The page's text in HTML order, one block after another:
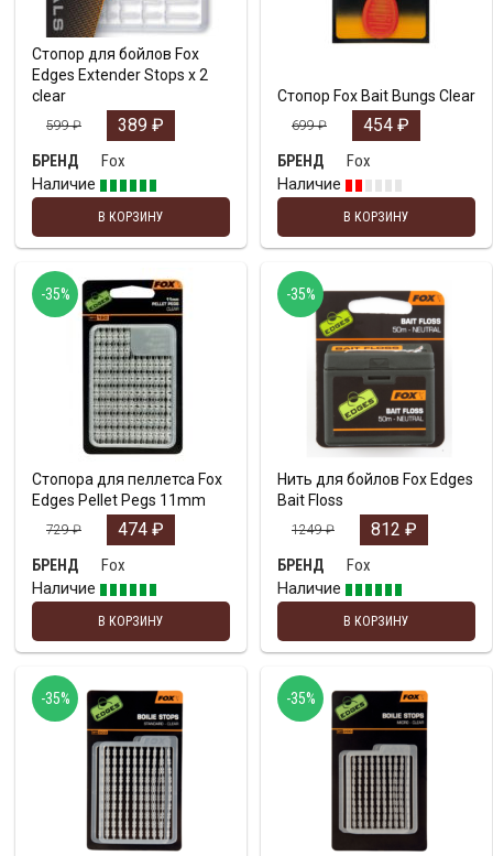
Стопор для бойлов Fox
Edges Extender Stops x 2
clear
599₽ 389 ₽
БРЕНД
Fox
Наличие
В КОРЗИНУ
Стопор Fox Bait Bungs Clear
699₽ 454 ₽
БРЕНД
Fox
Наличие
В КОРЗИНУ
Стопора для пеллетса Fox
Edges Pellet Pegs 11mm
729₽ 474 ₽
БРЕНД
Fox
Наличие
В КОРЗИНУ
-35%
Нить для бойлов Fox Edges
Bait Floss
1249₽ 812 ₽
БРЕНД
Fox
Наличие
В КОРЗИНУ
-35%
-35% -35%